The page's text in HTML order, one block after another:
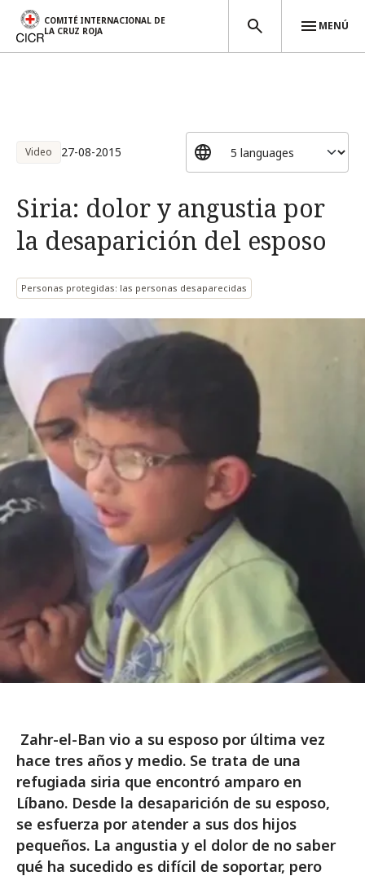
COMITÉ INTERNACIONAL DE
LA CRUZ ROJA
MENÚ
Video 27-08-2015
Siria: dolor y angustia por
la desaparición del esposo
Personas protegidas: las personas desaparecidas
Zahr-el-Ban vio a su esposo por última vez
hace tres años y medio. Se trata de una
refugiada siria que encontró amparo en
Líbano. Desde la desaparición de su esposo,
se esfuerza por atender a sus dos hijos
pequeños. La angustia y el dolor de no saber
qué ha sucedido es difícil de soportar, pero